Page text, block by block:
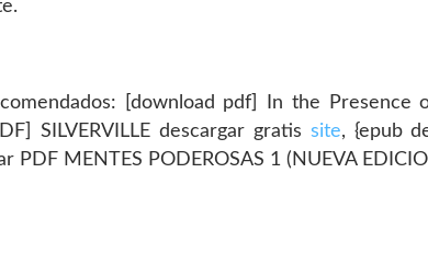
[download pdf] In the Presence
SILVERVILLE descargar gratis site, {epub
PDF MENTES PODEROSAS 1 (NUEVA